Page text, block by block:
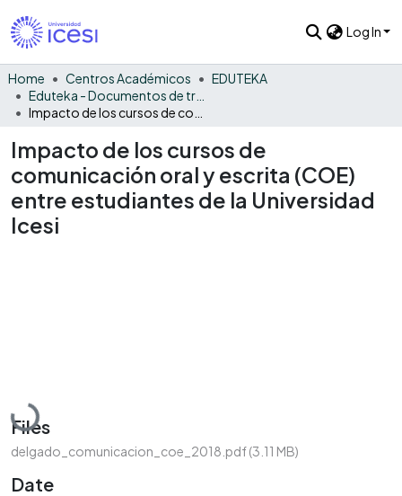
Log In
Home Centros Académicos
EDUTEKA
Impacto de los cursos de
comunicación oral y escrita (COE)
entre estudiantes de la Universidad
Icesi
Loading...
Files
delgado_comunicacion_coe_2018.pdf(3.11 MB)
Date